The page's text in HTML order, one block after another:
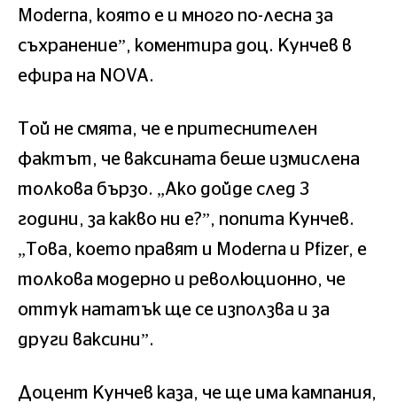
Moderna, която е и много по-лесна за
съхранение”, коментира доц. Кунчев в
ефира на NOVA.
Той не смята, че е притеснителен
фактът, че ваксината беше измислена
толкова бързо. „Ако дойде след 3
години, за какво ни е?”, попита Кунчев.
„Това, което правят и Moderna и Pfizer, е
толкова модерно и революционно, че
оттук нататък ще се използва и за
други ваксини”.
Доцент Кунчев каза, че ще има кампания,